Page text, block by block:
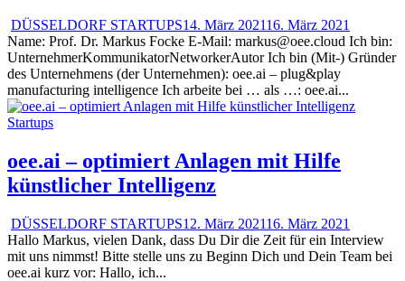
DÜSSELDORF STARTUPS14. März 202116. März 2021
Name: Prof. Dr. Markus Focke E-Mail: markus@oee.cloud Ich bin:
UnternehmerKommunikatorNetworkerAutor Ich bin (Mit-) Gründer
des Unternehmens (der Unternehmen): oee.ai – plug&play
manufacturing intelligence Ich arbeite bei … als …: oee.ai...
Startups
oee.ai – optimiert Anlagen mit Hilfe
künstlicher Intelligenz
DÜSSELDORF STARTUPS12. März 202116. März 2021
Hallo Markus, vielen Dank, dass Du Dir die Zeit für ein Interview
mit uns nimmst! Bitte stelle uns zu Beginn Dich und Dein Team bei
oee.ai kurz vor: Hallo, ich...